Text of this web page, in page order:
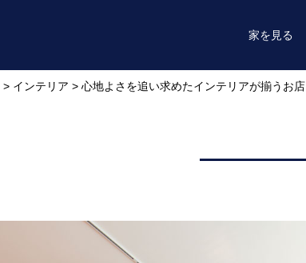
家を見る
> インテリア > 心地よさを追い求めたインテリアが揃うお店